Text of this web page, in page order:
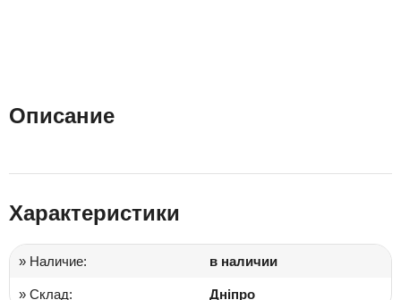
Описание
Характеристики
» Наличие: в наличии
» Склад: Дніпро